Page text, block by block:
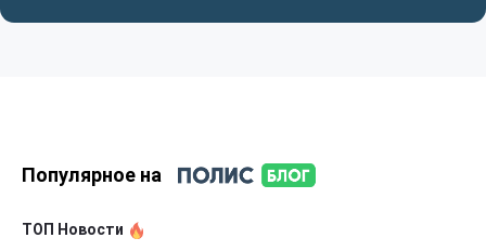
Популярное на
ТОП Новости